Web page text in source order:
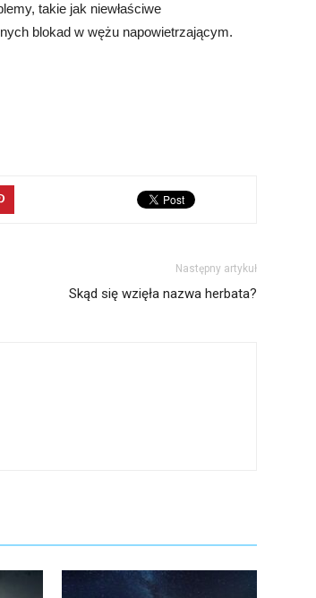
takie jak niewłaściwe
blokad w wężu napowietrzającym.
Następny artykuł
Skąd się wzięła nazwa herbata?